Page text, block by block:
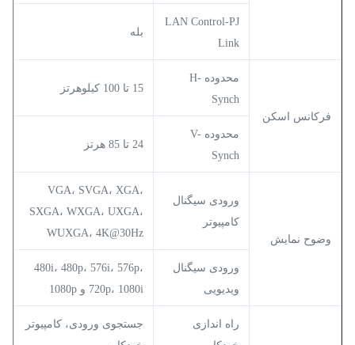
LAN Control-PJ
Link
بله
فرکانس اسکن
محدوده H-
Synch
15 تا 100 کیلوهرتز
محدوده V-
Synch
24 تا 85 هرتز
وضوح نمایش
ورودی سیگنال
کامپیوتر
VGA، SVGA، XGA،
SXGA، WXGA، UXGA،
WUXGA، 4K@30Hz
ورودی سیگنال
ویدیویی
480i، 480p، 576i، 576p،
720p، 1080i و 1080p
راه اندازی
جستجوی ورودی، کامپیوتر